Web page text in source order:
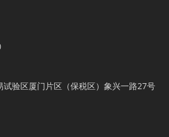
验区厦门片区（保税区）象兴一路27号